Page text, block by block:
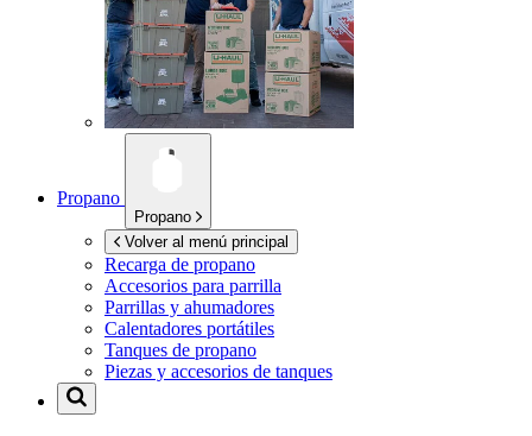
Propano
Propano
Volver al menú principal
Recarga de propano
Accesorios para parrilla
Parrillas y ahumadores
Calentadores portátiles
Tanques de propano
Piezas y accesorios de tanques